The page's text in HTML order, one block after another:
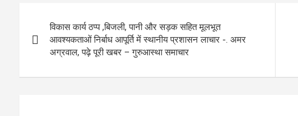
o
k
o
n
navigation
विकास कार्य ठप्प ,बिजली, पानी और सड़क सहित मूलभूत
आवश्यकताओं निर्बाध आपूर्ति में स्थानीय प्रशासन लाचार -. अमर
अग्रवाल, पढ़े पूरी खबर – गुरुआस्था समाचार